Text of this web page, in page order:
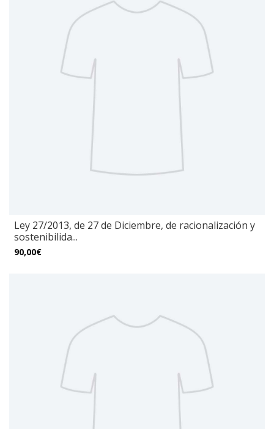
Ley 27/2013, de 27 de Diciembre, de racionalización y
sostenibilida...
90,00€